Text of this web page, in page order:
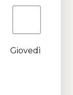
Giovedì